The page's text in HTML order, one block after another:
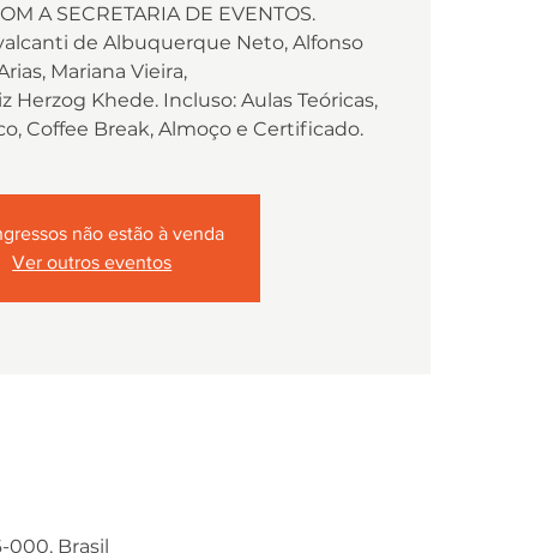
A SECRETARIA DE EVENTOS.
de Albuquerque Neto, Alfonso
Mariana Vieira,
Herzog Khede. Incluso: Aulas Teóricas,
Coffee Break, Almoço e Certificado.
não estão à venda
Ver outros eventos
000, Brasil